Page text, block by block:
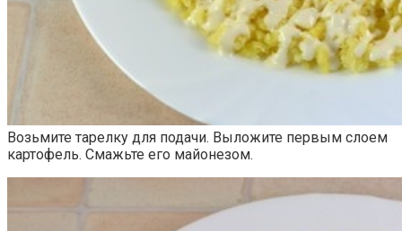
Возьмите тарелку для подачи. Выложите первым слоем
картофель. Смажьте его майонезом.